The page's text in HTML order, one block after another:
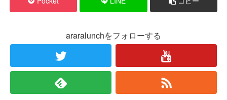
araralunchをフォローする